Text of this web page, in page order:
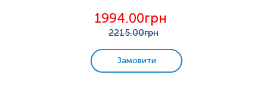
1994.00грн
2215.00грн
Замовити